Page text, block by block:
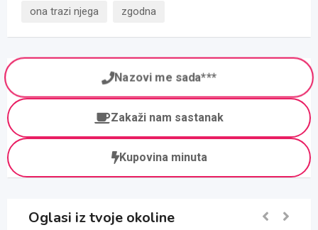
ona trazi njega zgodna
Nazovi me sada***
Zakaži nam sastanak
Kupovina minuta
Oglasi iz tvoje okoline